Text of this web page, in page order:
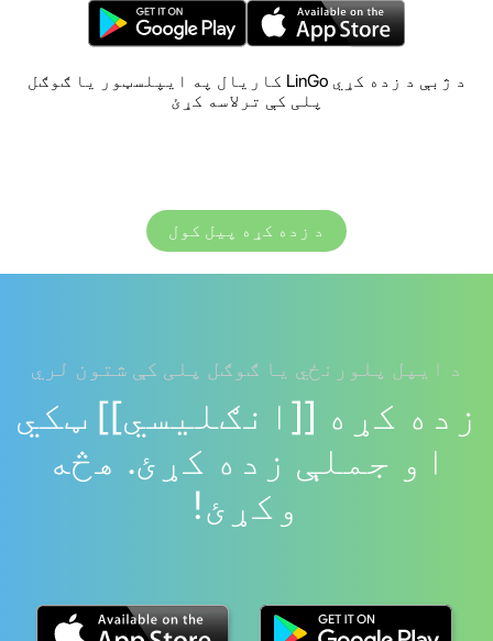
د ژبې د زده کړي LinGo کاریال په ایپلسټور یا ګوګل
پلی کې ترلاسه کړئ
د زده کړه پیل کول
د ایپل پلورنځي یا ګوګل پلی کې شتون لري
زده کړه [[انګلیسي]] ټکي
او جملې زده کړئ. هڅه
وکړئ!